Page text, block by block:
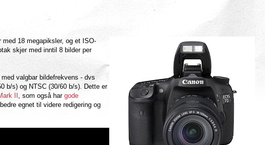
18 megapiksler, og et ISO-
skjer med inntil 8 bilder per
valgbar bildefrekvens - dvs
b/s) og NTSC (30/60 b/s). Dette er
II , som også har gode
egnet til videre redigering og